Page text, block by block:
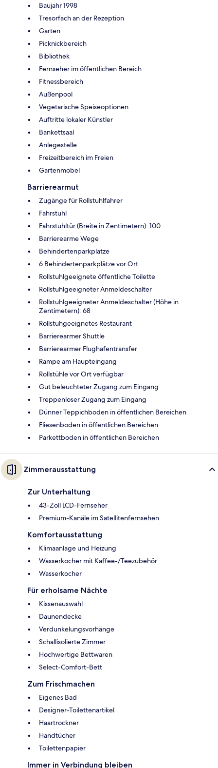
Baujahr 1998
Tresorfach an der Rezeption
Garten
Picknickbereich
Bibliothek
Fernseher im öffentlichen Bereich
Fitnessbereich
Außenpool
Vegetarische Speiseoptionen
Auftritte lokaler Künstler
Bankettsaal
Anlegestelle
Freizeitbereich im Freien
Gartenmöbel
Barrierearmut
Zugänge für Rollstuhlfahrer
Fahrstuhl
Fahrstuhltür (Breite in Zentimetern): 100
Barrierearme Wege
Behindertenparkplätze
6 Behindertenparkplätze vor Ort
Rollstuhlgeeignete öffentliche Toilette
Rollstuhlgeeigneter Anmeldeschalter
Rollstuhlgeeigneter Anmeldeschalter (Höhe in
Zentimetern): 68
Rollstuhgeeignetes Restaurant
Barrierearmer Shuttle
Barrierearmer Flughafentransfer
Rampe am Haupteingang
Rollstühle vor Ort verfügbar
Gut beleuchteter Zugang zum Eingang
Treppenloser Zugang zum Eingang
Dünner Teppichboden in öffentlichen Bereichen
Fliesenboden in öffentlichen Bereichen
Parkettboden in öffentlichen Bereichen
Zimmerausstattung
Zur Unterhaltung
43-Zoll LCD-Fernseher
Premium-Kanäle im Satellitenfernsehen
Komfortausstattung
Klimaanlage und Heizung
Wasserkocher mit Kaffee-/Teezubehör
Wasserkocher
Für erholsame Nächte
Kissenauswahl
Daunendecke
Verdunkelungsvorhänge
Schallisolierte Zimmer
Hochwertige Bettwaren
Select-Comfort-Bett
Zum Frischmachen
Eigenes Bad
Designer-Toilettenartikel
Haartrockner
Handtücher
Toilettenpapier
Immer in Verbindung bleiben